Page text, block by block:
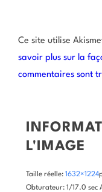
Ce site utilise
savoir plus sur la
commentaires sont
L'IMAGE
Taille réelle: 1632×1224
Obturateur: 1/17.0 sec